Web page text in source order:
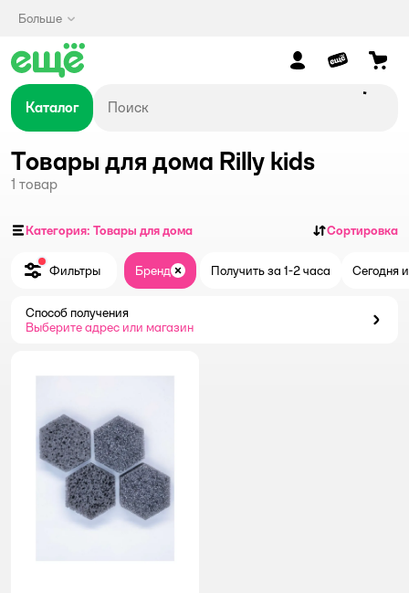
Больше
Каталог
Товары для дома Rilly kids
1 товар
Категория: Товары для дома Сортировка
Фильтры Бренд ЗакрытьПолучить за 1-2 часа Сегодня
Способ получения
Выберите адрес или магазин